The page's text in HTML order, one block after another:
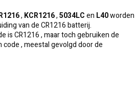
, KCR1216,5034LCen L40worden
van de CR1216 batterij.
is CR1216 , maar toch gebruiken de
, meestal gevolgd door de